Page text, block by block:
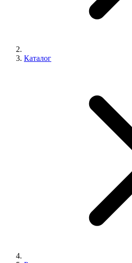
Каталог